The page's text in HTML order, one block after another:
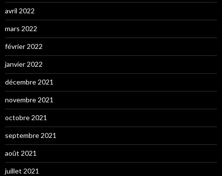
avril 2022
mars 2022
février 2022
janvier 2022
décembre 2021
novembre 2021
octobre 2021
septembre 2021
août 2021
juillet 2021